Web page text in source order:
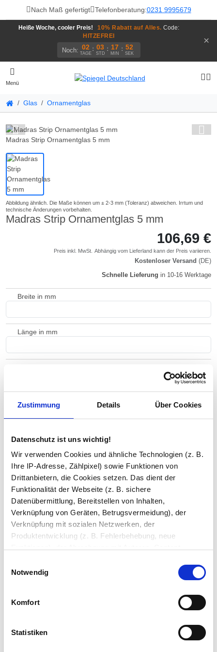
Zustimmung Details Über Cookies
Datenschutz ist uns wichtig!
Wir verwenden Cookies und ähnliche Technologien (z. B.
Ihre IP-Adresse, Zählpixel) sowie Funktionen von
Drittanbietern, die Cookies setzen. Das dient der
Funktionalität der Webseite (z. B. sichere
Datenübermittlung, Bereitstellen von Inhalten,
Verknüpfung von Geräten, Betrugsvermeidung), der
Verknüpfung mit sozialen Netzwerken, der
Produktentwicklung (z. B. Fehlerbehebung, neue
(z. B. Ladezeiten, personalisierte Inhalte,
Bereitstellung und Messen von Anzeigen, personalisierte
Anzeigen, Retargeting).
Die Einzelheiten können Sie unter Datenschutz
nachlesen. Über den Link "Cookies" am Seitenende
Notwendig
Komfort
Statistiken
Nach Maß gefertigt Telefonberatung:0231 9995679
Heiße Woche, cooler Preis! 10% Rabatt auf Alles. Code:
HITZEFREI
Noch: 02
TAGE
: 03
STD
: 17
MIN
: 52
SEK
×
Menü
Glas Ornamentglas
Madras Strip Ornamentglas 5 mm
Madras Strip Ornamentglas 5 mm
106,69 €
Preis inkl. MwSt. Abhängig vom Lieferland kann der Preis variieren.
Kostenloser Versand (DE)
Schnelle Lieferung in 10-16 Werktage
Breite in mm
Länge in mm
Ecken abgerundet (+4 Tage)
Bohrungen (+4 Tage)
Facette Glas
Kanten
geschliffen und poliert